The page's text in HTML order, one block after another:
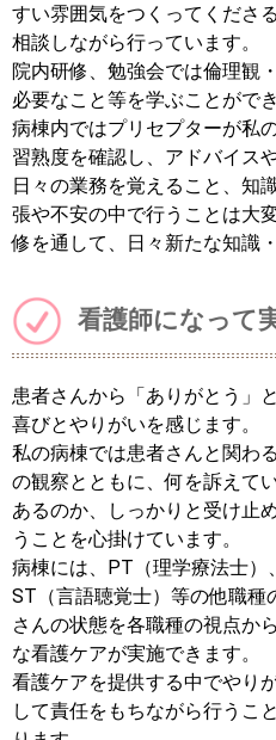
すい雰囲気をつくってくださ
相談しながら行っています。
院内研修、勉強会では倫理観
必要なこと等を学ぶことができ
病棟内ではプリセプターが私
習熟度を確認し、アドバイス
日々の業務を覚えること、知
張や不安の中で行うことは大
修を通して、日々新たな知識
看護師になって
患者さんから「ありがとう」
喜びとやりがいを感じます。
私の病棟では患者さんと関わ
の観察とともに、何を訴えて
あるのか、しっかりと受け止
うことを心掛けています。
病棟には、PT（理学療法士）
ST（言語聴覚士）等の他職種
さんの状態を各職種の視点か
な看護ケアが実施できます。
看護ケアを提供する中でやり
して責任をもちながら行うこ